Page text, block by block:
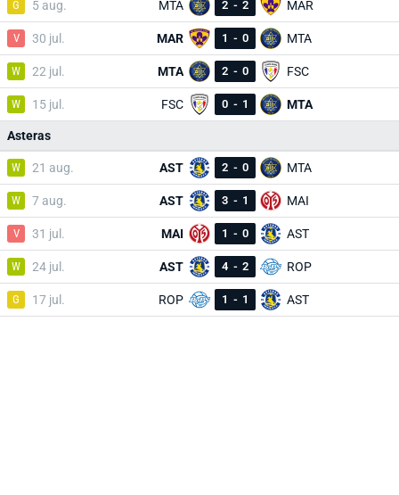
G 5 aug. MTA 2 - 2 MAR
V 30 jul. MAR 1 - 0 MTA
W 22 jul. MTA 2 - 0 FSC
W 15 jul. FSC 0 - 1 MTA
Asteras
W 21 aug. AST 2 - 0 MTA
W 7 aug. AST 3 - 1 MAI
V 31 jul. MAI 1 - 0 AST
W 24 jul. AST 4 - 2 ROP
G 17 jul. ROP 1 - 1 AST